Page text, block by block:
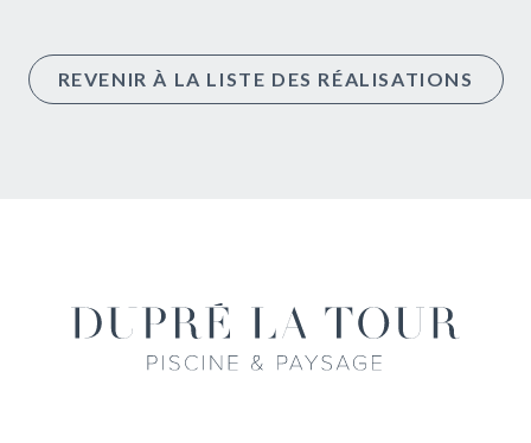
REVENIR À LA LISTE DES RÉALISATIONS